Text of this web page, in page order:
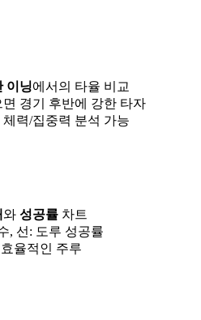
이닝에서의 타율 비교
경기 후반에 강한 타자
력/집중력 분석 가능
와 성공률 차트
, 선: 도루 성공률
율적인 주루